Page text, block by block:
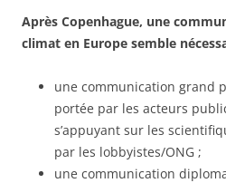
Après Copenhague, une
climat en Europe semble
une communication grand
portée par les acteurs
s’appuyant sur les
par les lobbyistes/ONG ;
une communication